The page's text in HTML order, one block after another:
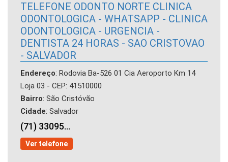
TELEFONE ODONTO NORTE CLINICA
ODONTOLOGICA - WHATSAPP - CLINICA
ODONTOLOGICA - URGENCIA -
DENTISTA 24 HORAS - SAO CRISTOVAO
- SALVADOR
Endereço: Rodovia Ba-526 01 Cia Aeroporto Km 14
Loja 03 - CEP: 41510000
Bairro: São Cristóvão
Cidade: Salvador
(71) 33095...
Ver telefone